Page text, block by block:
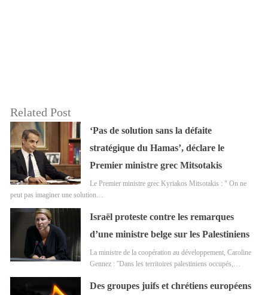
Related Post
‘Pas de solution sans la défaite
stratégique du Hamas’, déclare le
Premier ministre grec Mitsotakis
Le Premier ministre grec Kyriakos Mitsotakis : " On ne
peut pas imaginer une solution…
Israël proteste contre les remarques
d’une ministre belge sur les Palestiniens
La ministre de la coopération au développement, Caroline
Gennez : ''Dans les territoires palestiniens occupés,…
Des groupes juifs et chrétiens européens